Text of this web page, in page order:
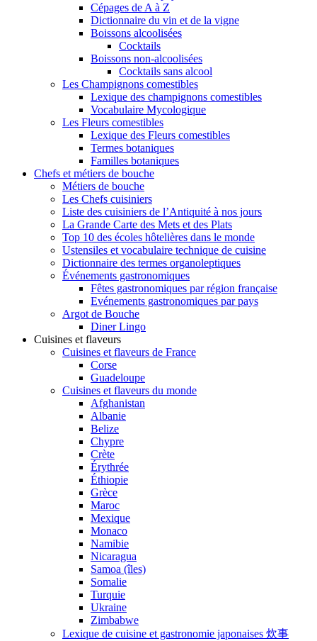
Cépages de A à Z
Dictionnaire du vin et de la vigne
Boissons alcoolisées
Cocktails
Boissons non-alcoolisées
Cocktails sans alcool
Les Champignons comestibles
Lexique des champignons comestibles
Vocabulaire Mycologique
Les Fleurs comestibles
Lexique des Fleurs comestibles
Termes botaniques
Familles botaniques
Chefs et métiers de bouche
Métiers de bouche
Les Chefs cuisiniers
Liste des cuisiniers de l’Antiquité à nos jours
La Grande Carte des Mets et des Plats
Top 10 des écoles hôtelières dans le monde
Ustensiles et vocabulaire technique de cuisine
Dictionnaire des termes organoleptiques
Événements gastronomiques
Fêtes gastronomiques par région française
Evénements gastronomiques par pays
Argot de Bouche
Diner Lingo
Cuisines et flaveurs
Cuisines et flaveurs de France
Corse
Guadeloupe
Cuisines et flaveurs du monde
Afghanistan
Albanie
Belize
Chypre
Crète
Érythrée
Éthiopie
Grèce
Maroc
Mexique
Monaco
Namibie
Nicaragua
Samoa (îles)
Somalie
Turquie
Ukraine
Zimbabwe
Lexique de cuisine et gastronomie japonaises 炊事